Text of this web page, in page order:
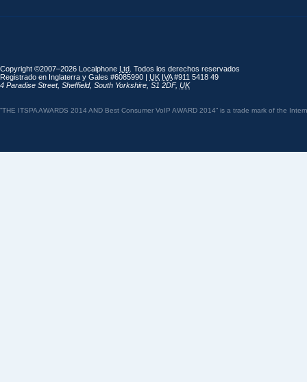
Copyright ©2007–2026 Localphone Ltd . Todos los derechos reservados
Registrado en Inglaterra y Gales #6085990 | UK IVA#911 5418 49
4 Paradise Street, Sheffield, South Yorkshire S1 2DF, UK
“THE ITSPA AWARDS 2014 AND Best Consumer VoIP AWARD 2014” is a trade mark of the